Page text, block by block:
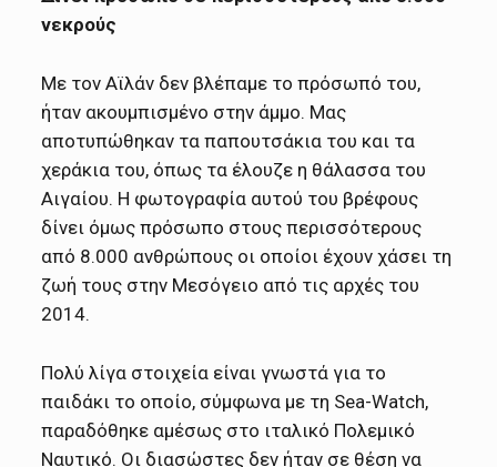
νεκρούς
Με τον Αϊλάν δεν βλέπαμε το πρόσωπό του,
ήταν ακουμπισμένο στην άμμο. Μας
αποτυπώθηκαν τα παπουτσάκια του και τα
χεράκια του, όπως τα έλουζε η θάλασσα του
Αιγαίου. Η φωτογραφία αυτού του βρέφους
δίνει όμως πρόσωπο στους περισσότερους
από 8.000 ανθρώπους οι οποίοι έχουν χάσει τη
ζωή τους στην Μεσόγειο από τις αρχές του
2014.
Πολύ λίγα στοιχεία είναι γνωστά για το
παιδάκι το οποίο, σύμφωνα με τη Sea-Watch,
παραδόθηκε αμέσως στο ιταλικό Πολεμικό
Ναυτικό. Οι διασώστες δεν ήταν σε θέση να